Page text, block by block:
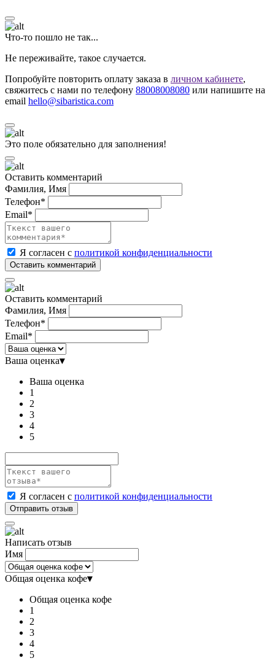
Что-то пошло не так...
Не переживайте, такое случается.
Попробуйте повторить оплату заказа в личном кабинете,
свяжитесь с нами по телефону 88008008080 или напишите на
email hello@sibaristica.com
Это поле обязательно для заполнения!
Оставить комментарий
Фамилия, Имя
Телефон*
Email*
Я согласен с политикой конфиденциальности
Оставить комментарий
Фамилия, Имя
Телефон*
Email*
Ваша оценка▾
Ваша оценка
1
2
3
4
5
Я согласен с политикой конфиденциальности
Написать отзыв
Имя
Общая оценка кофе▾
Общая оценка кофе
1
2
3
4
5